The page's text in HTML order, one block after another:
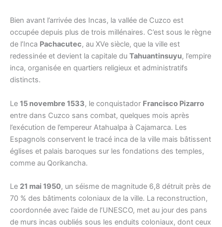
Bien avant l’arrivée des Incas, la vallée de Cuzco est
occupée depuis plus de trois millénaires. C’est sous le règne
de l’Inca Pachacutec, au XVe siècle, que la ville est
redessinée et devient la capitale du Tahuantinsuyu, l’empire
inca, organisée en quartiers religieux et administratifs
distincts.
Le 15 novembre 1533, le conquistador Francisco Pizarro
entre dans Cuzco sans combat, quelques mois après
l’exécution de l’empereur Atahualpa à Cajamarca. Les
Espagnols conservent le tracé inca de la ville mais bâtissent
églises et palais baroques sur les fondations des temples,
comme au Qorikancha.
Le 21 mai 1950, un séisme de magnitude 6,8 détruit près de
70 % des bâtiments coloniaux de la ville. La reconstruction,
coordonnée avec l’aide de l’UNESCO, met au jour des pans
de murs incas oubliés sous les enduits coloniaux, dont ceux